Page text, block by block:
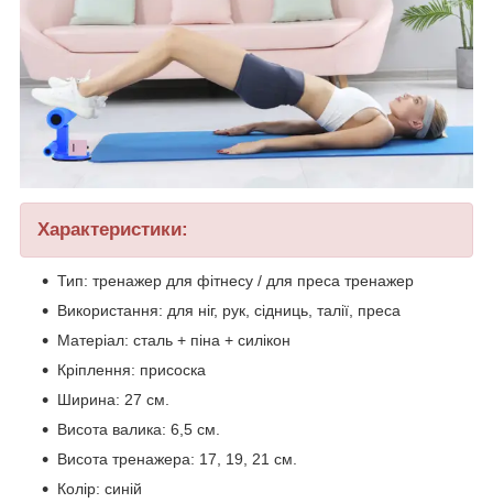
Характеристики:
Тип: тренажер для фітнесу / для преса тренажер
Використання: для ніг, рук, сідниць, талії, преса
Матеріал: сталь + піна + силікон
Кріплення: присоска
Ширина: 27 см.
Висота валика: 6,5 см.
Висота тренажера: 17, 19, 21 см.
Колір: синій